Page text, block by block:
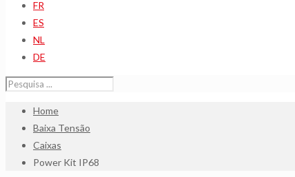
FR
ES
NL
DE
Home
Baixa Tensão
Caixas
Power Kit IP68